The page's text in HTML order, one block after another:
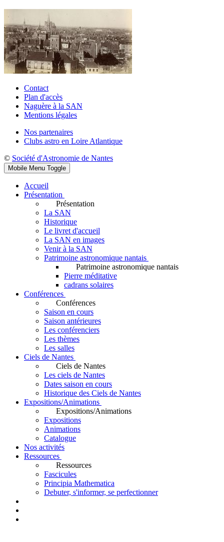
Contact
Plan d'accès
Naguère à la SAN
Mentions légales
Nos partenaires
Clubs astro en Loire Atlantique
© Société d'Astronomie de Nantes
Mobile Menu Toggle
Accueil
Présentation
Présentation
La SAN
Historique
Le livret d'accueil
La SAN en images
Venir à la SAN
Patrimoine astronomique nantais
Patrimoine astronomique nantais
Pierre méditative
cadrans solaires
Conférences
Conférences
Saison en cours
Saison antérieures
Les conférenciers
Les thèmes
Les salles
Ciels de Nantes
Ciels de Nantes
Les ciels de Nantes
Dates saison en cours
Historique des Ciels de Nantes
Expositions/Animations
Expositions/Animations
Expositions
Animations
Catalogue
Nos activités
Ressources
Ressources
Fascicules
Principia Mathematica
Debuter, s'informer, se perfectionner